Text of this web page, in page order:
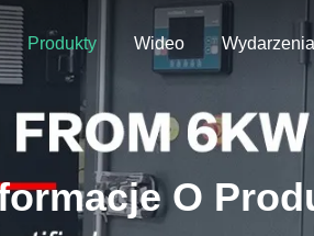
Produkty Wideo Wydarzenia
O